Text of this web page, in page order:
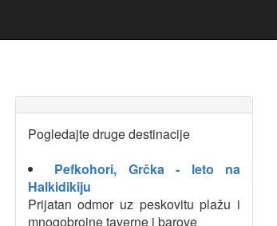
Pogledajte druge destinacije
Pefkohori, Grčka - leto na
Halkidikiju
Prijatan odmor uz peskovitu plažu i
mnogobrojne taverne i barove